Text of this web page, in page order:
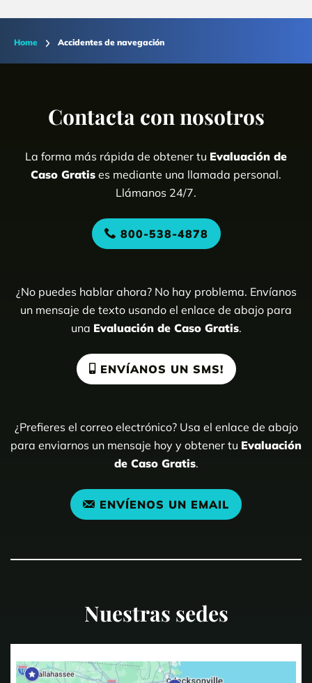
Home Accidentes de navegación
Contacta con nosotros
La forma más rápida de obtener tu Evaluación de
Caso Gratis es mediante una llamada personal.
Llámanos 24/7.
800-538-4878
¿No puedes hablar ahora? No hay problema. Envíanos
un mensaje de texto usando el enlace de abajo para
una Evaluación de Caso Gratis.
ENVÍANOS UN SMS!
¿Prefieres el correo electrónico? Usa el enlace de abajo
para enviarnos un mensaje hoy y obtener tu Evaluación
de Caso Gratis.
ENVÍENOS UN EMAIL
Nuestras sedes